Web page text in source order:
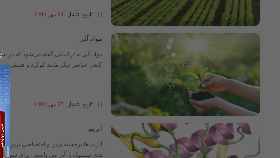
تاریخ انتشار 24 مهر 1404
مواد آلی
مواد آلی به ترکیباتی گفته می‌شود که در
گاهی عناصر دیگر مانند گوگرد و فسفر.
تاریخ انتشار 23 مهر 1404
آنزیم
آنزیم ها برجسته ترین و اختصاصی ترین
های سنتتیک یا آلی می باشند . برای